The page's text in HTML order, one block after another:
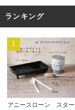
ランキング
1
アニースローン スター